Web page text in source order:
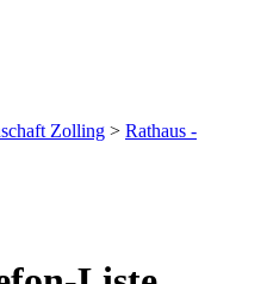
Zolling > Rathaus -